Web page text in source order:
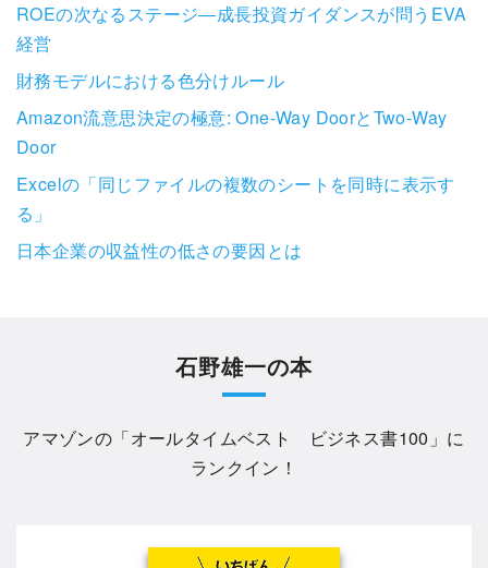
ROEの次なるステージ―成長投資ガイダンスが問うEVA
経営
財務モデルにおける色分けルール
Amazon流意思決定の極意: One-Way DoorとTwo-Way
Door
Excelの「同じファイルの複数のシートを同時に表示す
る」
日本企業の収益性の低さの要因とは
石野雄一の本
アマゾンの「オールタイムベスト ビジネス書100 」に
ランクイン！